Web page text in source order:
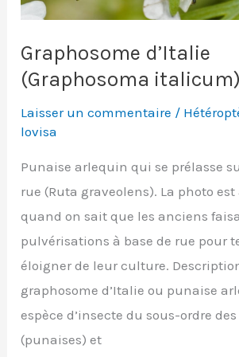
Graphosome d’Italie
(Graphosoma italicum)
Laisser un commentaire /
lovisa
Punaise arlequin qui se prélasse
rue (Ruta graveolens). La photo est
quand on sait que les anciens
pulvérisations à base de rue pour
éloigner de leur culture.
graphosome d’Italie ou punaise
espèce d’insecte du sous-ordre
(punaises) et